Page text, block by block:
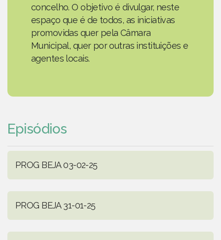
concelho. O objetivo é divulgar, neste
espaço que é de todos, as iniciativas
promovidas quer pela Câmara
Municipal, quer por outras instituições e
agentes locais.
Episódios
PROG BEJA 03-02-25
PROG BEJA 31-01-25